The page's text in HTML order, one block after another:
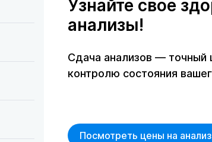
Узнайте свое
анализы!
Сдача анализов — точный
контролю состояния
Посмотреть цены на